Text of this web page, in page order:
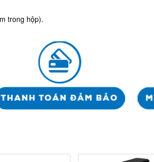
trong hộp).